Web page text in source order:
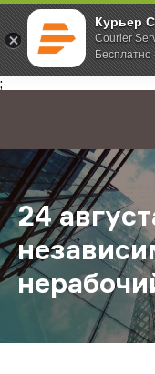
Курьер
Courier
Бесплатно
;
Главная О компании
24